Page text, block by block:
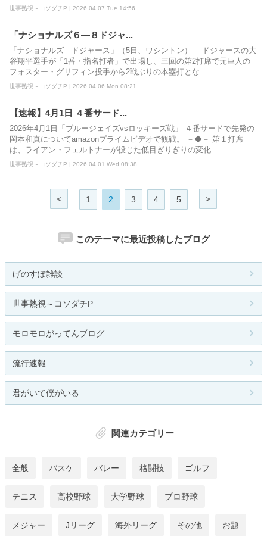
世事熟視～コソダチP | 2026.04.07 Tue 14:56
「ナショナルズ６―８ドジャ...
「ナショナルズ―ドジャース」（5日、ワシントン） ドジャースの大
谷翔平選手が「1番・指名打者」で出場し、三回の第2打席で元巨人の
フォスター・グリフィン投手から2戦ぶりの本塁打とな...
世事熟視～コソダチP | 2026.04.06 Mon 08:21
【速報】4月1日 ４番サード...
2026年4月1日「ブルージェイズvsロッキーズ戦」 ４番サードで先発の
岡本和真についてamazonプライムビデオで観戦。 －◆－ 第１打席
は、ライアン・フェルトナーが投じた低目ぎりぎりの変化...
世事熟視～コソダチP | 2026.04.01 Wed 08:38
< 1 2 3 4 5 >
このテーマに最近投稿したブログ
げのすぽ雑談
世事熟視～コソダチP
モロモロがってんブログ
流行速報
君がいて僕がいる
関連カテゴリー
全般 バスケ バレー 格闘技 ゴルフ
テニス 高校野球 大学野球 プロ野球
メジャー Jリーグ 海外リーグ その他 お題